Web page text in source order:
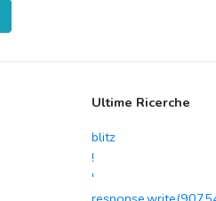
Ultime Ricerche
blitz
!
'